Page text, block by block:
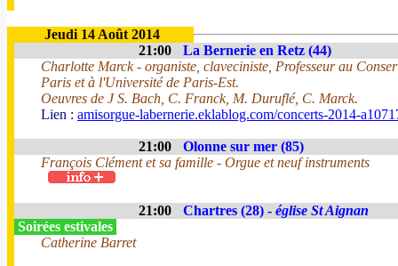
Jeudi 14 Août 2014
21:00
La Bernerie en Retz (44)
Charlotte Marck - organiste, claveciniste, Professeur au
Paris et à l'Université de Paris-Est.
Oeuvres de J S. Bach, C. Franck, M. Duruflé, C. Marck.
Lien : amisorgue-labernerie.eklablog.com/concerts-2014-
21:00
Olonne sur mer (85)
François Clément et sa famille - Orgue et neuf instruments
21:00 Chartres (28) - église St Aignan
Soirées estivales
Catherine Barret